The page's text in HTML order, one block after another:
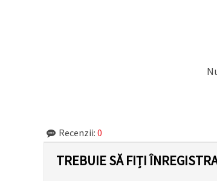
Recenzii: 0
TREBUIE SĂ FIȚI